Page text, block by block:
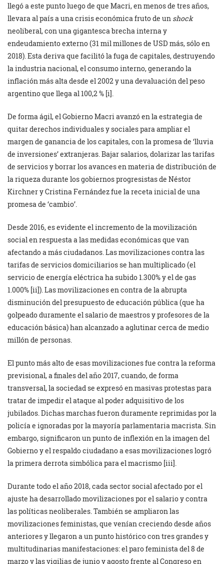
llegó a este punto luego de que Macri, en menos de tres años,
llevara al país a una crisis económica fruto de un shock
neoliberal, con una gigantesca brecha interna y
endeudamiento externo (31 mil millones de USD más, sólo en
2018). Esta deriva que facilitó la fuga de capitales, destruyendo
la industria nacional, el consumo interno, generando la
inflación más alta desde el 2002 y una devaluación del peso
argentino que llega al 100,2 % [i].
De forma ágil, el Gobierno Macri avanzó en la estrategia de
quitar derechos individuales y sociales para ampliar el
margen de ganancia de los capitales, con la promesa de ‘lluvia
de inversiones’ extranjeras. Bajar salarios, dolarizar las tarifas
de servicios y borrar los avances en materia de distribución de
la riqueza durante los gobiernos progresistas de Néstor
Kirchner y Cristina Fernández fue la receta inicial de una
promesa de ‘cambio’.
Desde 2016, es evidente el incremento de la movilización
social en respuesta a las medidas económicas que van
afectando a más ciudadanos. Las movilizaciones contra las
tarifas de servicios domiciliarios se han multiplicado (el
servicio de energía eléctrica ha subido 1.300% y el de gas
1.000% [ii]). Las movilizaciones en contra de la abrupta
disminución del presupuesto de educación pública (que ha
golpeado duramente el salario de maestros y profesores de la
educación básica) han alcanzado a aglutinar cerca de medio
millón de personas.
El punto más alto de esas movilizaciones fue contra la reforma
previsional, a finales del año 2017, cuando, de forma
transversal, la sociedad se expresó en masivas protestas para
tratar de impedir el ataque al poder adquisitivo de los
jubilados. Dichas marchas fueron duramente reprimidas por la
policía e ignoradas por la mayoría parlamentaria macrista. Sin
embargo, significaron un punto de inflexión en la imagen del
Gobierno y el respaldo ciudadano a esas movilizaciones logró
la primera derrota simbólica para el macrismo [iii].
Durante todo el año 2018, cada sector social afectado por el
ajuste ha desarrollado movilizaciones por el salario y contra
las políticas neoliberales. También se ampliaron las
movilizaciones feministas, que venían creciendo desde años
anteriores y llegaron a un punto histórico con tres grandes y
multitudinarias manifestaciones: el paro feminista del 8 de
marzo y las vigilias de junio y agosto frente al Congreso en